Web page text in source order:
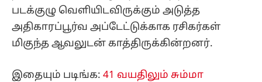
படக்குழு வெளியிடவிருக்கும் அடுத்த
அதிகாரப்பூர்வ அப்டேட்டுக்காக ரசிகர்கள்
மிகுந்த ஆவலுடன் காத்திருக்கின்றனர்.
இதையும் படிங்க: 41 வயதிலும் சும்மா